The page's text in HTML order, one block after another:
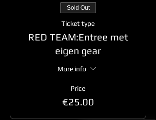
Sold Out
Ticket type
RED TEAM:Entree met
eigen gear
More info
Price
€25.00